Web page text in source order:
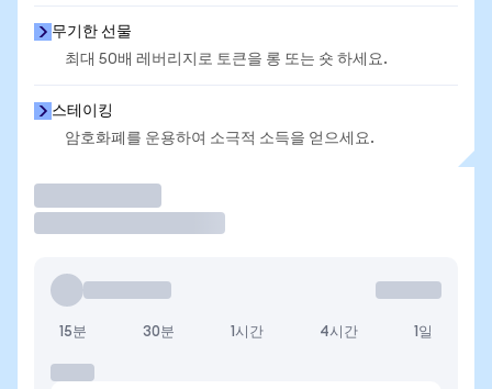
무기한 선물
최대 50배 레버리지로 토큰을 롱 또는 숏 하세요.
스테이킹
암호화폐를 운용하여 소극적 소득을 얻으세요.
15분 30분 1시간 4시간 1일